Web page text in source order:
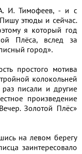
И. Тимофеев, - и с
этюды и сейчас.
я который год
Плёса, вслед за
город».
простого мотива
колокольней
писали и другие
произведение
Золотой Плёс»
на левом берегу
заинтересовало